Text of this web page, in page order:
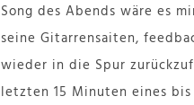
Song des Abends wäre es
seine Gitarrensaiten,
wieder in die Spur
letzten 15 Minuten eines bis